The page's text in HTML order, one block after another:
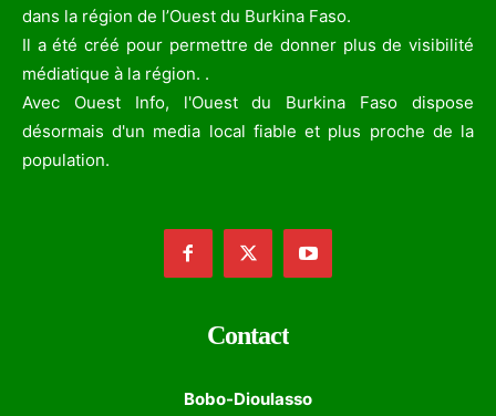
dans la région de l’Ouest du Burkina Faso.
Il a été créé pour permettre de donner plus de visibilité
médiatique à la région. .
Avec Ouest Info, l'Ouest du Burkina Faso dispose
désormais d'un media local fiable et plus proche de la
population.
Contact
Bobo-Dioulasso